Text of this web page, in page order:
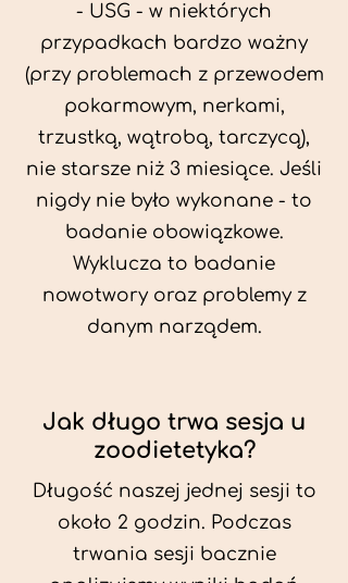
- USG - w niektórych
przypadkach bardzo ważny
(przy problemach z przewodem
pokarmowym, nerkami,
trzustką, wątrobą, tarczycą),
nie starsze niż 3 miesiące. Jeśli
nigdy nie było wykonane - to
badanie obowiązkowe.
Wyklucza to badanie
nowotwory oraz problemy z
danym narządem.
Jak długo trwa sesja u
zoodietetyka?
Długość naszej jednej sesji to
około 2 godzin. Podczas
trwania sesji bacznie